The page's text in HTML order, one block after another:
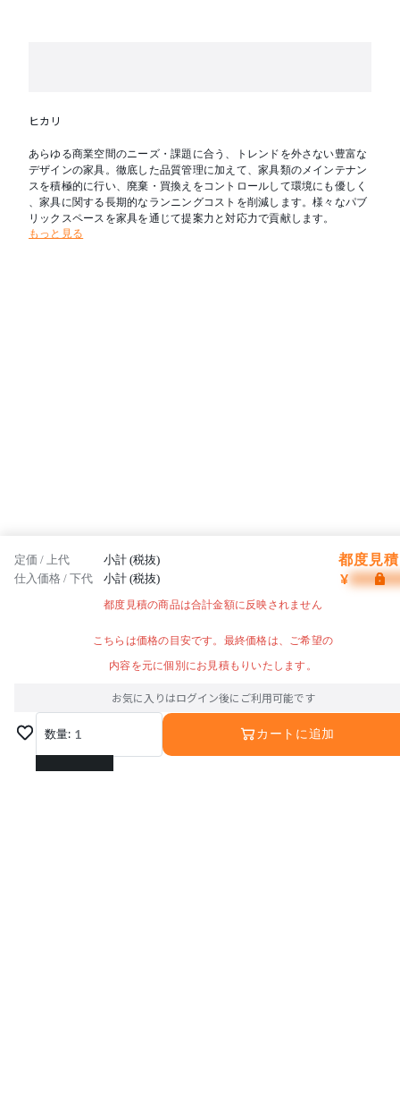
ヒカリ
あらゆる商業空間のニーズ・課題に合う、トレンドを外さない豊富な
デザインの家具。徹底した品質管理に加えて、家具類のメインテナン
スを積極的に行い、廃棄・買換えをコントロールして環境にも優しく
、家具に関する長期的なランニングコストを削減します。様々なパブ
リックスペースを家具を通じて提案力と対応力で貢献します。
もっと見る
定価 / 上代 小計 (税抜) 都度見
仕入価格 / 下代 小計 (税抜) ¥
都度見積の商品は合計金額に反映されません
こちらは価格の目安です。最終価格は、ご希望の
内容を元に個別にお見積もりいたします。
お気に入りはログイン後にご利用可能です
数量: 1
1
カートに追加